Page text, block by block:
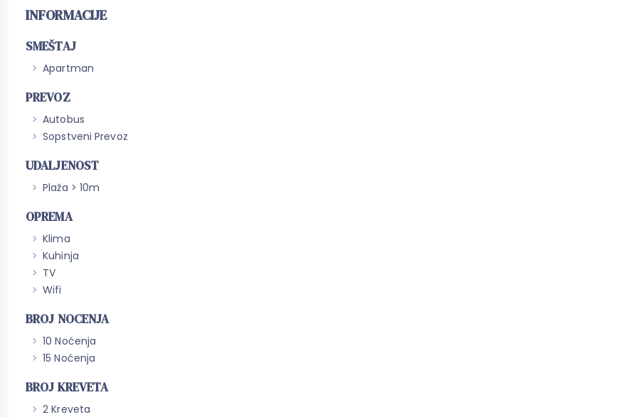
INFORMACIJE
SMEŠTAJ
Apartman
PREVOZ
Autobus
Sopstveni Prevoz
UDALJENOST
Plaža > 10m
OPREMA
Klima
Kuhinja
TV
Wifi
BROJ NOCENJA
10 Noćenja
15 Noćenja
BROJ KREVETA
2 Kreveta